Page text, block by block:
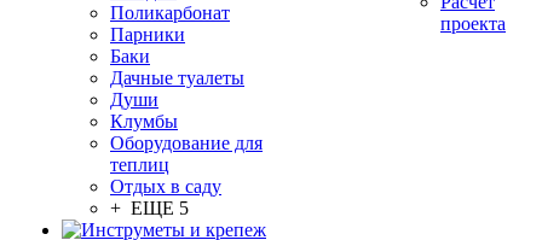
Поликарбонат
Парники
Баки
Дачные туалеты
Души
Клумбы
Оборудование для
теплиц
Отдых в саду
+ ЕЩЕ 5
проекта